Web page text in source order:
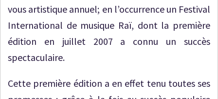
vous artistique annuel; en l’occurrence un Festival
International de musique Raï, dont la première
édition en juillet 2007 a connu un succès
spectaculaire.
Cette première édition a en effet tenu toutes ses